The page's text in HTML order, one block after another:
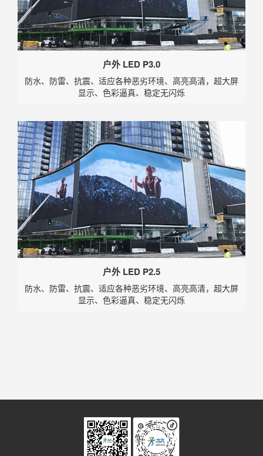
户外 LED P3.0
防水、防雷、抗震、适应各种恶劣环境、高亮高清，超大屏
显示、色彩逼真、稳定无闪烁
户外 LED P2.5
防水、防雷、抗震、适应各种恶劣环境、高亮高清，超大屏
显示、色彩逼真、稳定无闪烁